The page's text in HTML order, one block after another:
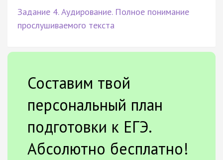
Задание 4. Аудирование. Полное понимание
прослушиваемого текста
Составим твой
персональный план
подготовки к ЕГЭ.
Абсолютно бесплатно!